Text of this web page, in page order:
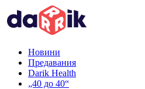
Новини
Предавания
Darik Health
„40 до 40“